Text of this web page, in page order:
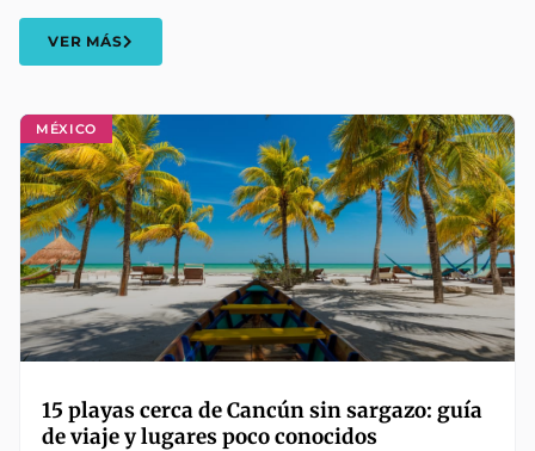
MÉXICO
15 playas cerca de Cancún sin sargazo: guía
de viaje y lugares poco conocidos
VER MÁS